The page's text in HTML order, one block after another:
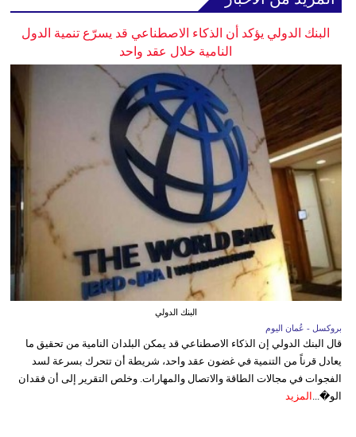
البنك الدولي يؤكد أن الذكاء الاصطناعي قد يسرّع تنمية الدول
النامية خلال عقد واحد
البنك الدولي
بروكسل - عُمان اليوم
قال البنك الدولي إن الذكاء الاصطناعي قد يمكن البلدان النامية من تحقيق ما
يعادل قرناً من التنمية في غضون عقد واحد، شريطة أن تتحرك بسرعة لسد
الفجوات في مجالات الطاقة والاتصال والمهارات. وخلص التقرير إلى أن فقدان
الو�... المزيد